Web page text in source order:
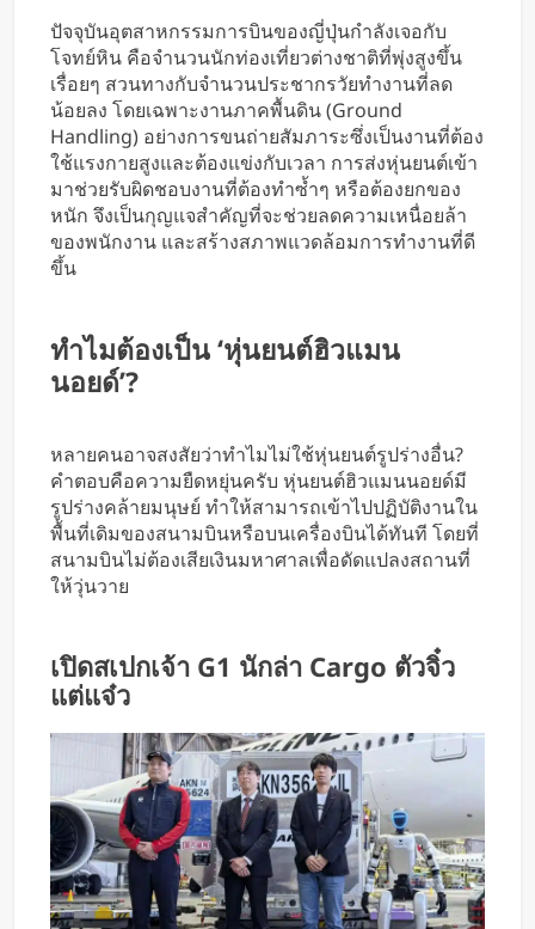
ปัจจุบันอุตสาหกรรมการบินของญี่ปุ่นกำลังเจอกับ
โจทย์หิน คือจำนวนนักท่องเที่ยวต่างชาติที่พุ่งสูงขึ้น
เรื่อยๆ สวนทางกับจำนวนประชากรวัยทำงานที่ลด
น้อยลง โดยเฉพาะงานภาคพื้นดิน (Ground
Handling) อย่างการขนถ่ายสัมภาระซึ่งเป็นงานที่ต้อง
ใช้แรงกายสูงและต้องแข่งกับเวลา การส่งหุ่นยนต์เข้า
มาช่วยรับผิดชอบงานที่ต้องทำซ้ำๆ หรือต้องยกของ
หนัก จึงเป็นกุญแจสำคัญที่จะช่วยลดความเหนื่อยล้า
ของพนักงาน และสร้างสภาพแวดล้อมการทำงานที่ดี
ขึ้น
ทำไมต้องเป็น ‘หุ่นยนต์ฮิวแมน
นอยด์’?
หลายคนอาจสงสัยว่าทำไมไม่ใช้หุ่นยนต์รูปร่างอื่น?
คำตอบคือความยืดหยุ่นครับ หุ่นยนต์ฮิวแมนนอยด์มี
รูปร่างคล้ายมนุษย์ ทำให้สามารถเข้าไปปฏิบัติงานใน
พื้นที่เดิมของสนามบินหรือบนเครื่องบินได้ทันที โดยที่
สนามบินไม่ต้องเสียเงินมหาศาลเพื่อดัดแปลงสถานที่
ให้วุ่นวาย
เปิดสเปกเจ้า G1 นักล่า Cargo ตัวจิ๋ว
แต่แจ๋ว